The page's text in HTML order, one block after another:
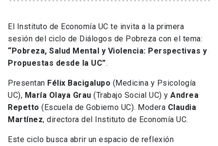
El Instituto de Economía UC te invita a la primera
sesión del ciclo de Diálogos de Pobreza con el tema:
“Pobreza, Salud Mental y Violencia: Perspectivas y
Propuestas desde la UC”.
Presentan Félix Bacigalupo (Medicina y Psicología
UC), María Olaya Grau (Trabajo Social UC) y Andrea
Repetto (Escuela de Gobierno UC). Modera Claudia
Martínez, directora del Instituto de Economía UC.
Este ciclo busca abrir un espacio de reflexión